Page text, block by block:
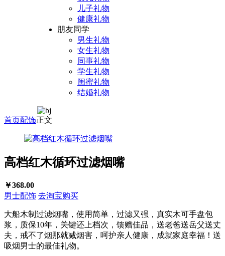
儿子礼物
健康礼物
朋友同学
男生礼物
女生礼物
同事礼物
学生礼物
闺蜜礼物
结婚礼物
首页配饰正文
高档红木循环过滤烟嘴
￥368.00
男士配饰 去淘宝购买
大船木制过滤烟嘴，使用简单，过滤又强，真实木可手盘包
浆，质保10年，关键还上档次，馈赠佳品，送老爸送岳父送丈
夫，戒不了烟那就减烟害，呵护亲人健康，成就家庭幸福！送
吸烟男士的最佳礼物。